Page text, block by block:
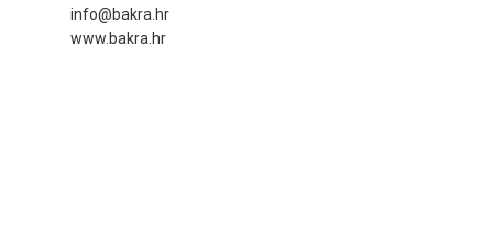
info@bakra.hr
www.bakra.hr